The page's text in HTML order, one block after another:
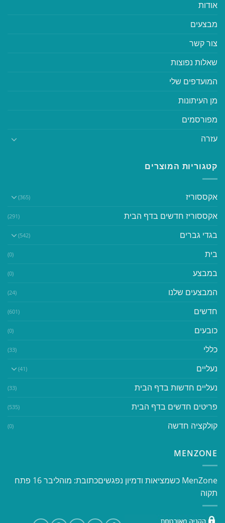
אודות
מבצעים
צור קשר
שאלות נפוצות
המועדפים שלי
מן העיתונות
מפורסמים
עזרה
קטגוריות המוצרים
אקססוריז (365)
אקססוריז חדשים בדף הבית (291)
בגדי גברים (542)
בית (0)
במבצע (0)
המבצעים שלנו (24)
חדשים (601)
כובעים (0)
כללי (33)
נעליים (41)
נעליים חדשות בדף הבית (33)
פריטים חדשים בדף הבית (535)
קולקציה חדשה (0)
MENZONE
​​MenZone כשמציאות ודמיון נפגשים​ כתובת: מוהליבר 16 פתח
תקוה